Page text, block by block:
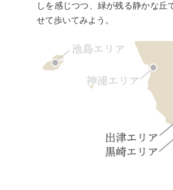
しを感じつつ、緑が残る静かな丘
せて歩いてみよう。